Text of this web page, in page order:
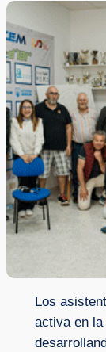
Los
activa en